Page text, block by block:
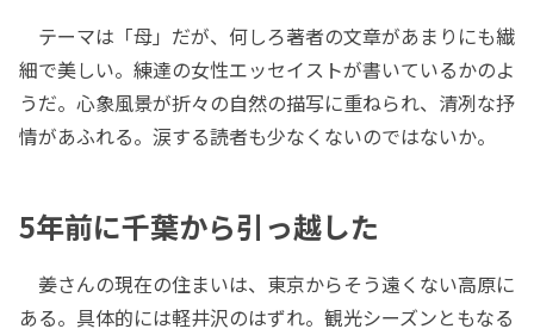
テーマは「母」だが、何しろ著者の文章があまりにも繊
細で美しい。練達の女性エッセイストが書いているかのよ
うだ。心象風景が折々の自然の描写に重ねられ、清冽な抒
情があふれる。涙する読者も少なくないのではないか。
5年前に千葉から引っ越した
姜さんの現在の住まいは、東京からそう遠くない高原に
ある。具体的には軽井沢のはずれ。観光シーズンともなる